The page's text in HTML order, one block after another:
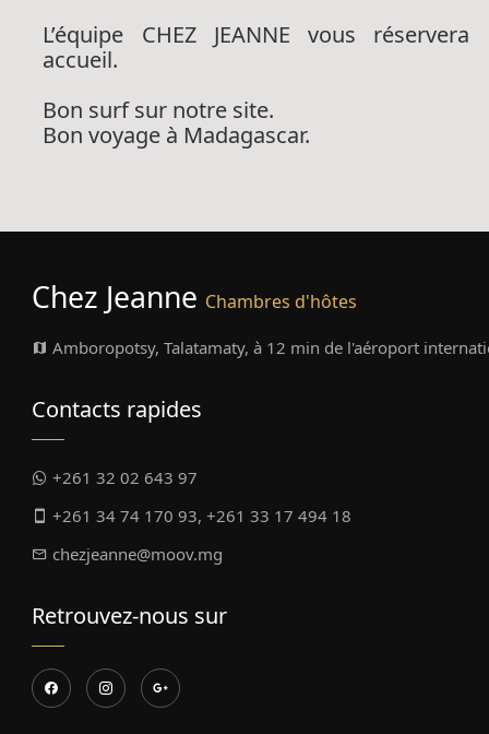
L’équipe CHEZ JEANNE vous
accueil.
Bon surf sur notre site.
Bon voyage à Madagascar.
Chez Jeanne Chambres d'hôtes
Amboropotsy, Talatamaty, à 12 min de l'aéroport
Contacts rapides
+261 32 02 643 97
+261 34 74 170 93, +261 33 17 494 18
chezjeanne@moov.mg
Retrouvez-nous sur